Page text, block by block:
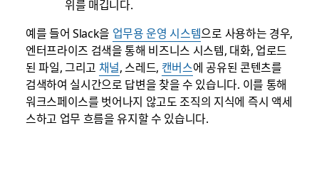
위를 매깁니다.
예를 들어 Slack을 업무용 운영 시스템으로 사용하는 경우,
엔터프라이즈 검색을 통해 비즈니스 시스템, 대화, 업로드
된 파일, 그리고 채널, 스레드, 캔버스에 공유된 콘텐츠를
검색하여 실시간으로 답변을 찾을 수 있습니다. 이를 통해
워크스페이스를 벗어나지 않고도 조직의 지식에 즉시 액세
스하고 업무 흐름을 유지할 수 있습니다.